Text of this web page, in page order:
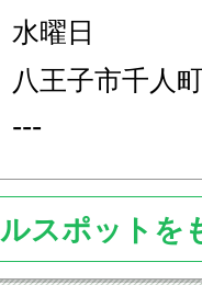
水曜日
八王子市千人
---
スポットを